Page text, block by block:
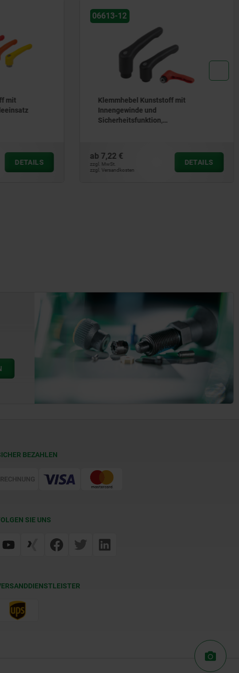
mit
DETAILS
06613-12
Klemmhebel Kunststoff mit
Innengewinde und
Sicherheitsfunktion,
ab 7,22 €
zzgl. MwSt.
zzgl. Versandkosten
DETAILS
BEZAHLEN
SIE UNS